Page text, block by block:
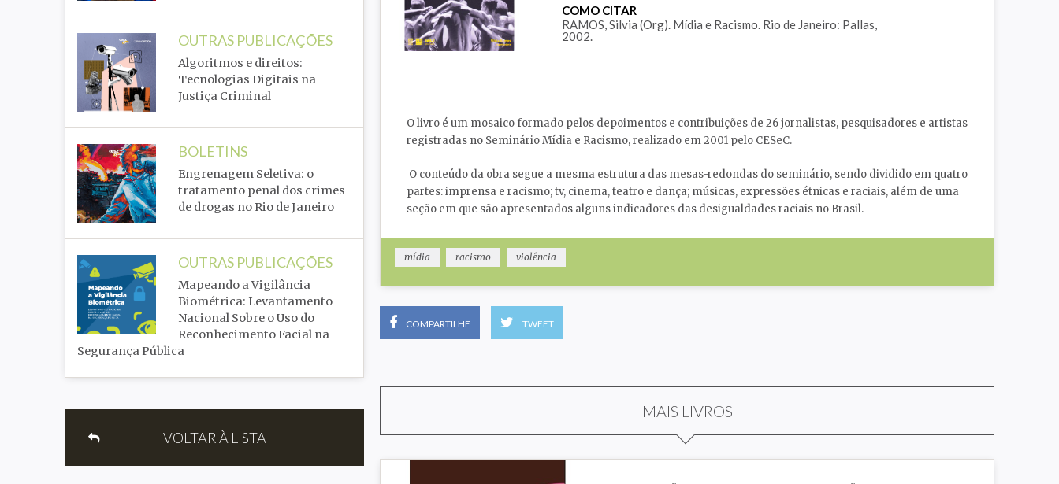
OUTRAS PUBLICAÇÕES
Algoritmos e direitos:
Tecnologias Digitais na
Justiça Criminal
BOLETINS
Engrenagem Seletiva: o
tratamento penal dos crimes
de drogas no Rio de Janeiro
OUTRAS PUBLICAÇÕES
Mapeando a Vigilância
Biométrica: Levantamento
Nacional Sobre o Uso do
Reconhecimento Facial na
Segurança Pública
VOLTAR À LISTA
COMO CITAR
RAMOS, Silvia (Org). Mídia e Racismo. Rio de Janeiro: Pallas,
2002.
O livro é um mosaico formado pelos depoimentos e contribuições de 26 jornalistas, pesquisadores e artistas
registradas no Seminário Mídia e Racismo, realizado em 2001 pelo CESeC.
O conteúdo da obra segue a mesma estrutura das mesas-redondas do seminário, sendo dividido em quatro
partes: imprensa e racismo; tv, cinema, teatro e dança; músicas, expressões étnicas e raciais, além de uma
seção em que são apresentados alguns indicadores das desigualdades raciais no Brasil.
mídia racismo violência
COMPARTILHE TWEET
MAIS LIVROS